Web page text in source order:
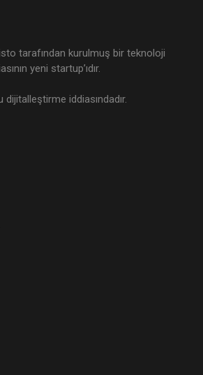
tarafından kurulmuş bir teknoloji
yeni startup’ıdır.
iddiasındadır.